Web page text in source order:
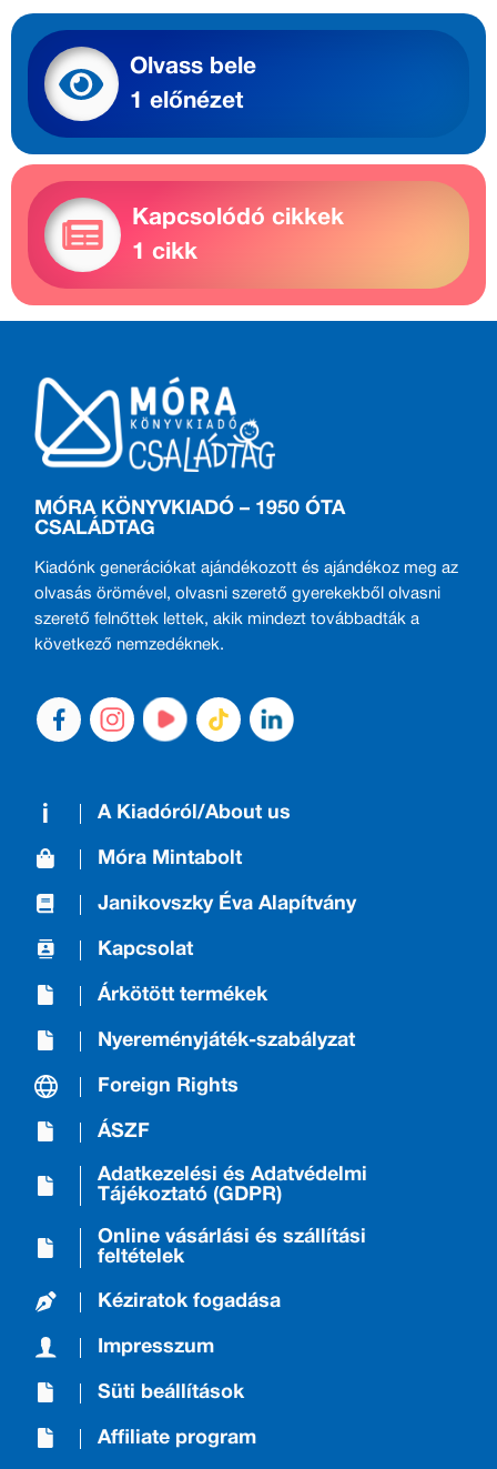
Olvass bele
1 előnézet
Kapcsolódó cikkek
1 cikk
MÓRA KÖNYVKIADÓ – 1950 ÓTA
CSALÁDTAG
Kiadónk generációkat ajándékozott és ajándékoz meg az
olvasás örömével, olvasni szerető gyerekekből olvasni
szerető felnőttek lettek, akik mindezt továbbadták a
következő nemzedéknek.
A Kiadóról/About us
Móra Mintabolt
Janikovszky Éva Alapítvány
Kapcsolat
Árkötött termékek
Nyereményjáték-szabályzat
Foreign Rights
ÁSZF
Adatkezelési és Adatvédelmi
Tájékoztató (GDPR)
Online vásárlási és szállítási
feltételek
Kéziratok fogadása
Impresszum
Süti beállítások
Affiliate program